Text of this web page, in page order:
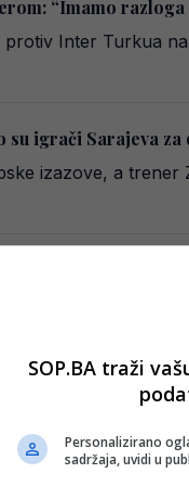
“Imamo
protiv Inter Turkua
su igrači Sarajeva
izazove, a
klupu Sarajeva,
jedno od
SOP.BA traži
Personalizirano
sadržaja, uvidi u